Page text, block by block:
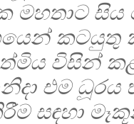
මහතාට
විසින්
එම ධූරය
සඳහා